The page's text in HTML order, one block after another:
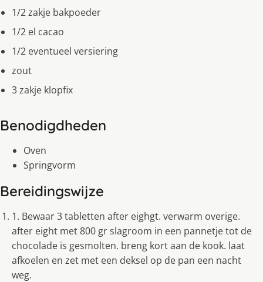
1/2 zakje bakpoeder
1/2 el cacao
1/2 eventueel versiering
zout
3 zakje klopfix
Benodigdheden
Oven
Springvorm
Bereidingswijze
1. Bewaar 3 tabletten after eighgt. verwarm overige.
after eight met 800 gr slagroom in een pannetje tot de
chocolade is gesmolten. breng kort aan de kook. laat
afkoelen en zet met een deksel op de pan een nacht
weg.